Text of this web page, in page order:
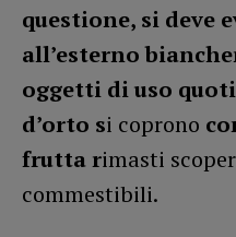
questione, si deve
all’esterno
oggetti di uso
d’orto si coprono
frutta rimasti
commestibili.